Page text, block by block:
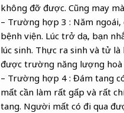
không đỡ được. Cũng may
– Trường hợp 3 : Năm
bệnh viện. Lúc trở dạ, bạn
lúc sinh. Thực ra sinh và tử
được trường năng lượng
– Trường hợp 4 : Đám tang
mất cần làm rất gấp và rất
tang. Người mất có đi qua